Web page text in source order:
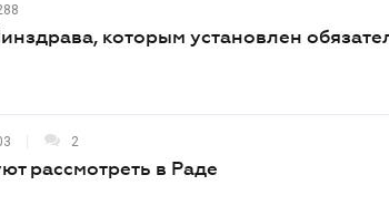
которым установлен
2
рассмотреть в Раде